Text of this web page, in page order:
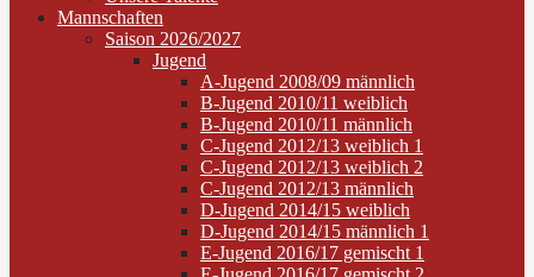
Mannschaften
Saison 2026/2027
Jugend
A-Jugend 2008/09 männlich
B-Jugend 2010/11 weiblich
B-Jugend 2010/11 männlich
C-Jugend 2012/13 weiblich 1
C-Jugend 2012/13 weiblich 2
C-Jugend 2012/13 männlich
D-Jugend 2014/15 weiblich
D-Jugend 2014/15 männlich 1
E-Jugend 2016/17 gemischt 1